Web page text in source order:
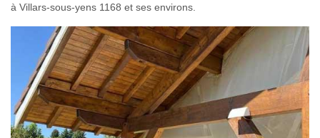
à Villars-sous-yens 1168 et ses environs.